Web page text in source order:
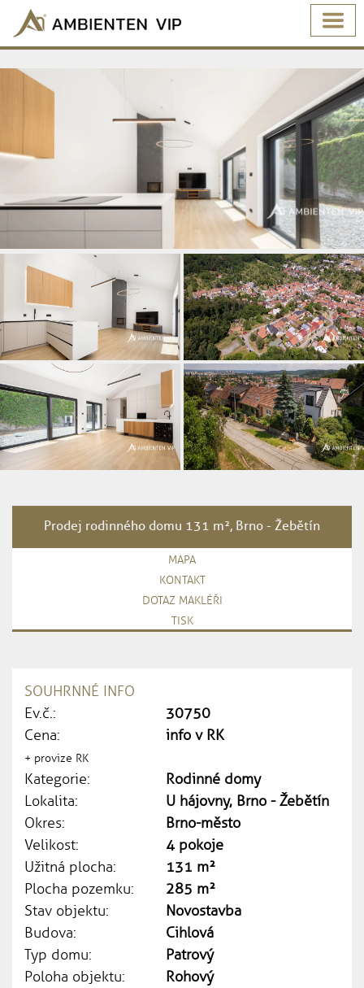
Prodej rodinného domu 131 m², Brno - Žebětín
MAPA
KONTAKT
DOTAZ MAKLÉŘI
TISK
SOUHRNNÉ INFO
Ev.č.:
30750
Cena:
info v RK
+ provize RK
Kategorie:
Rodinné domy
Lokalita:
U hájovny, Brno - Žebětín
Okres:
Brno-město
Velikost:
4 pokoje
Užitná plocha:
131 m²
Plocha pozemku:
285 m²
Stav objektu:
Novostavba
Budova:
Cihlová
Typ domu:
Patrový
Poloha objektu:
Rohový